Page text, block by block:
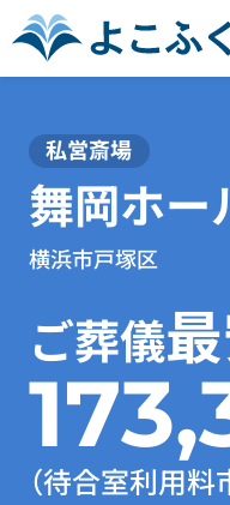
私営斎場
舞岡ホー
横浜市戸塚区
ご葬儀
（待合室利用料